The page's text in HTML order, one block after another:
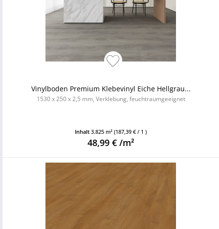
Vinylboden Premium Klebevinyl Eiche Hellgrau...
1530 x 250 x 2,5 mm, Verklebung, feuchtraumgeeignet
Inhalt 3.825 m² (187,39 € / 1 )
48,99 € /m²